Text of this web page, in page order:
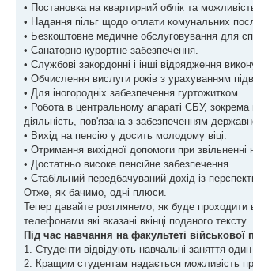
• Постановка на квартирний облік та
• Надання пільг щодо оплати комунальних
• Безкоштовне медичне обслуговування для
• Санаторно-курортне забезпечення.
• Службові закордонні і інші відрядження
• Обчислення вислуги років з урахуванням
• Для іногородніх забезпечення гуртожитком.
• Робота в центральному апараті СБУ, зокрема
діяльність, пов'язана з забезпеченням
• Вихід на пенсію у досить молодому віці.
• Отримання вихідної допомоги при звільненні
• Достатньо високе пенсійне забезпечення.
• Стабільний передбачуваний дохід із
Отже, як бачимо, одні плюси.
Тепер давайте розглянемо, як буде
телефонами які вказані вкінці поданого тексту.
Під час навчання на факультеті військової
1. Студенти відвідують навчальні заняття
2. Кращим студентам надається можливість